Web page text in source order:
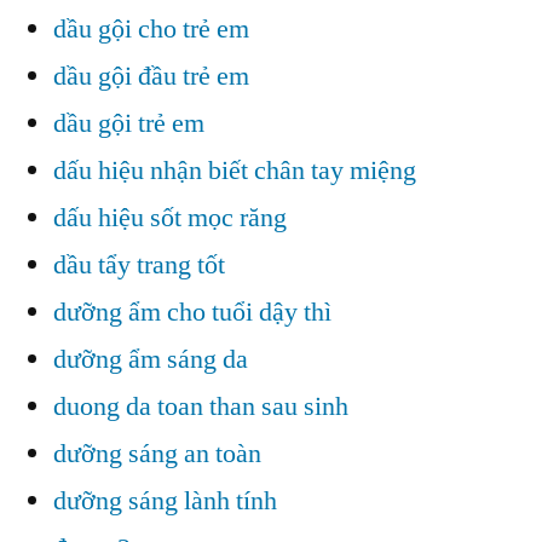
dầu gội cho trẻ em
dầu gội đầu trẻ em
dầu gội trẻ em
dấu hiệu nhận biết chân tay miệng
dấu hiệu sốt mọc răng
dầu tẩy trang tốt
dưỡng ẩm cho tuổi dậy thì
dưỡng ẩm sáng da
duong da toan than sau sinh
dưỡng sáng an toàn
dưỡng sáng lành tính